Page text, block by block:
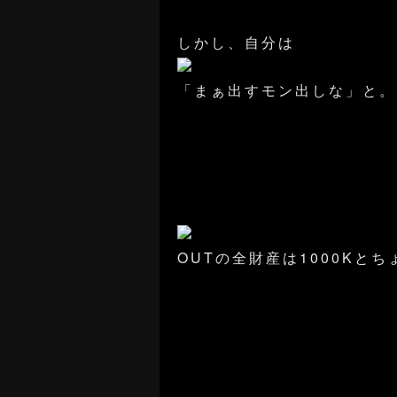
しかし、自分は
「まぁ出すモン出しな」と。
OUTの全財産は1000Kとち